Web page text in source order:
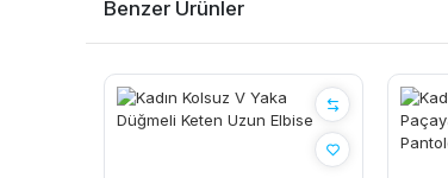
Benzer Ürünler